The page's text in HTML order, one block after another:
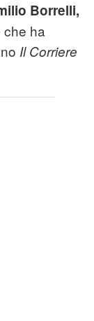
Borrelli,
che ha
Il Corriere